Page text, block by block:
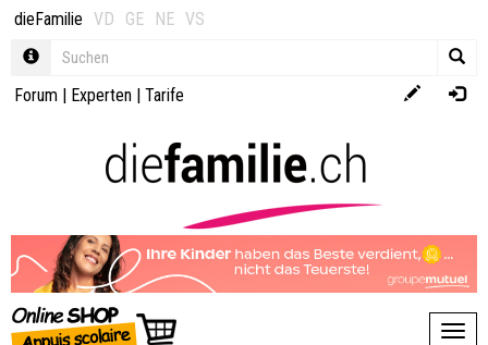
dieFamilie VD GE NE VS
Forum | Experten | Tarife